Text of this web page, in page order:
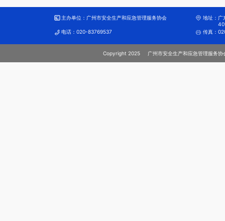
主办单位： 广州市安全生产和应急管理服务协会 地址： 广
电话：020-83769537 传真：
Copyright 2025 广州市安全生产和应急管理服务